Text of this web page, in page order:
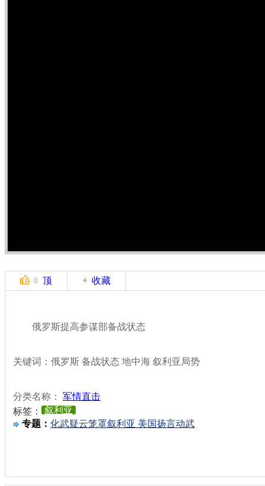
0 顶 收藏
俄罗斯提高参谋部备战状态
关键词：俄罗斯 备战状态 地中海 叙利亚局势
分类名称： 军情直击
标签：
叙利亚
专题： 化武疑云笼罩叙利亚 美国扬言动武